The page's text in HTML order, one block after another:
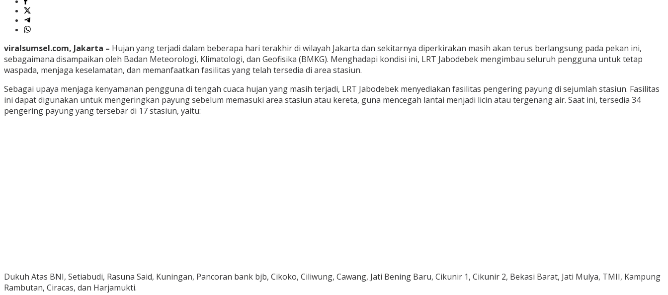
viralsumsel.com, Jakarta – Hujan yang terjadi dalam beberapa hari terakhir di wilayah Jakarta dan sekitarnya diperkirakan masih akan terus berlangsung pada pekan ini,
sebagaimana disampaikan oleh Badan Meteorologi, Klimatologi, dan Geofisika (BMKG). Menghadapi kondisi ini, LRT Jabodebek mengimbau seluruh pengguna untuk tetap
waspada, menjaga keselamatan, dan memanfaatkan fasilitas yang telah tersedia di area stasiun.
Sebagai upaya menjaga kenyamanan pengguna di tengah cuaca hujan yang masih terjadi, LRT Jabodebek menyediakan fasilitas pengering payung di sejumlah stasiun. Fasilitas
ini dapat digunakan untuk mengeringkan payung sebelum memasuki area stasiun atau kereta, guna mencegah lantai menjadi licin atau tergenang air. Saat ini, tersedia 34
pengering payung yang tersebar di 17 stasiun, yaitu:
Dukuh Atas BNI, Setiabudi, Rasuna Said, Kuningan, Pancoran bank bjb, Cikoko, Ciliwung, Cawang, Jati Bening Baru, Cikunir 1, Cikunir 2, Bekasi Barat, Jati Mulya, TMII, Kampung
Rambutan, Ciracas, dan Harjamukti.